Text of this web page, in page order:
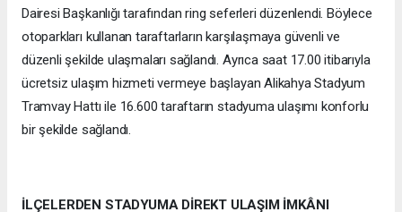
Dairesi Başkanlığı tarafından ring seferleri düzenlendi. Böylece
otoparkları kullanan taraftarların karşılaşmaya güvenli ve
düzenli şekilde ulaşmaları sağlandı. Ayrıca saat 17.00 itibarıyla
ücretsiz ulaşım hizmeti vermeye başlayan Alikahya Stadyum
Tramvay Hattı ile 16.600 taraftarın stadyuma ulaşımı konforlu
bir şekilde sağlandı.
İLÇELERDEN STADYUMA DİREKT ULAŞIM İMKÂNI